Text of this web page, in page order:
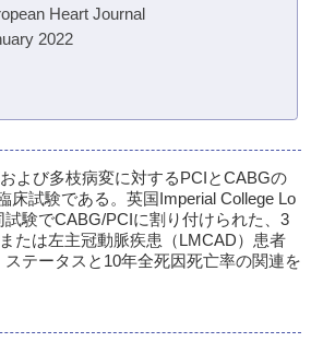
Heart Journal
2022
よび多枝病変に対するPCIとCABGの
床試験である。英国Imperial College Lo
験でCABG/PCIに割り付けられた、3
たは左主冠動脈疾患（LMCAD）患者
テータスと10年全死因死亡率の関連を